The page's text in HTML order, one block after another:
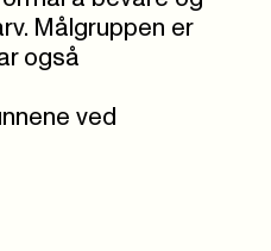
Målgruppen er
også
ved